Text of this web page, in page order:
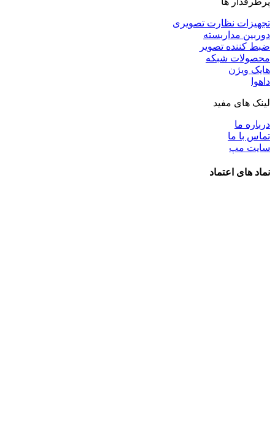
تجهیزات نظارت تصویری
دوربین مداربسته
ضبط کننده تصویر
محصولات شبکه
هایک ویژن
داهوا
لینک های مفید
درباره ما
تماس با ما
سایت مپ
نماد های اعتماد